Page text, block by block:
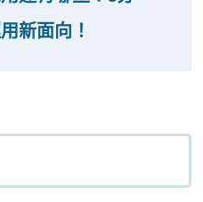
新面向！